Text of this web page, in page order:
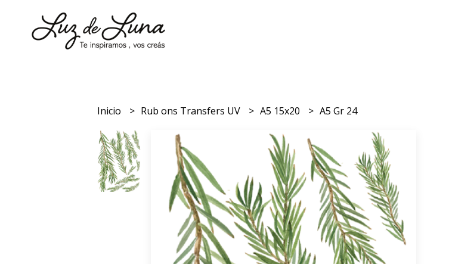
Inicio Rub ons Transfers UV A5 15x20 A5 Gr 24